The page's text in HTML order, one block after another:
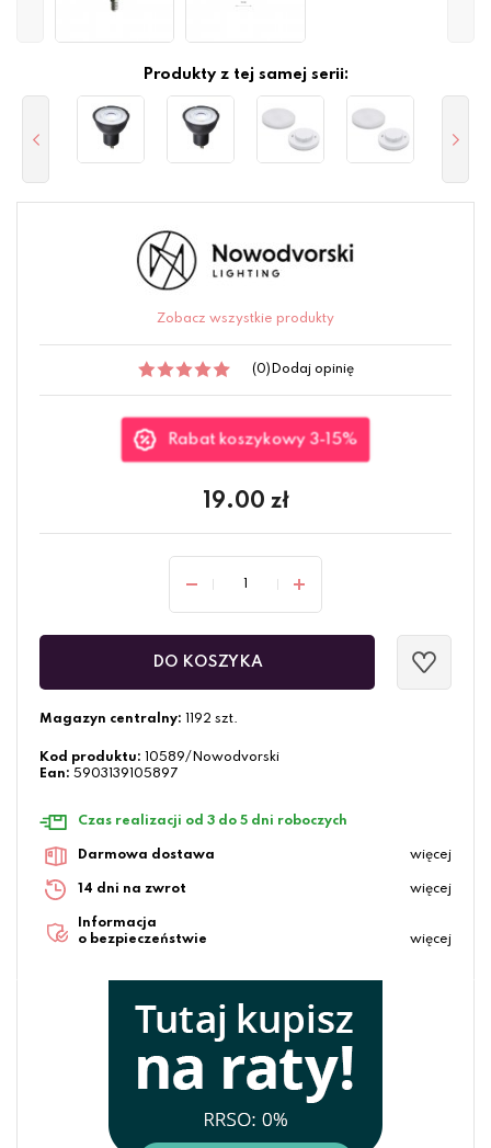
Produkty z tej samej serii:
Zobacz wszystkie produkty
(0) Dodaj opinię
Rabat koszykowy 3-15%
19.00 zł
DO KOSZYKA
Magazyn centralny: 1192 szt.
Kod produktu:
10589/Nowodvorski
Ean: 5903139105897
Czas realizacji od 3 do 5 dni roboczych
Darmowa dostawa więcej
14 dni na zwrot więcej
Informacja
o bezpieczeństwie
więcej